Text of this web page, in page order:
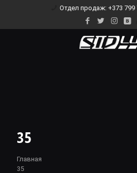
Отдел продаж: +373 799
35
Главная
35